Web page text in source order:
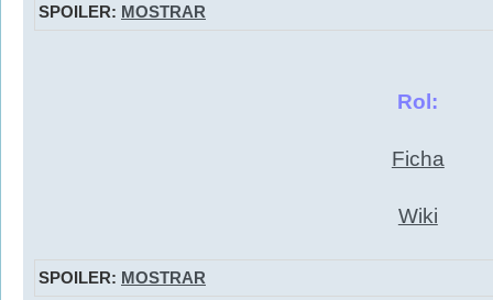
SPOILER: MOSTRAR
Rol:
Ficha
Wiki
SPOILER: MOSTRAR